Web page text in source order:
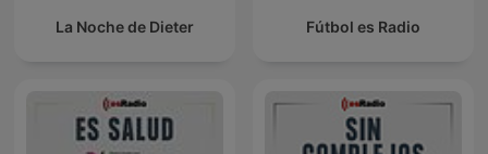
La Noche de Dieter Fútbol es Radio